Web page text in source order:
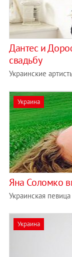
Дантес и
свадьбу
Украинские
Украина
Яна Соломко
Украинская
Украина